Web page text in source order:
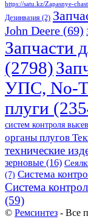
https://satu.kz/Zapasnye-
Дезинвазия (2)
John Deere (69)
Запчасти
(2798)
УПС, No-
плуги
систем контроля
органы плугов
технические
зерновые (16)
(7) Система
Система
(59)
© Ремсинтез - Все